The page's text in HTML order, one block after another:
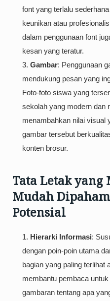
font yang terlalu
keunikan atau
dalam penggunaan font
kesan yang teratur.
Gambar: Penggunaan
mendukung pesan yang
Foto-foto siswa yang
sekolah yang modern dan
menambahkan nilai visual
gambar tersebut
konten brosur.
Tata Letak
Mudah
Potensial
Hierarki Informasi:
dengan poin-poin utama
bagian yang paling terlihat
membantu pembaca
gambaran tentang apa